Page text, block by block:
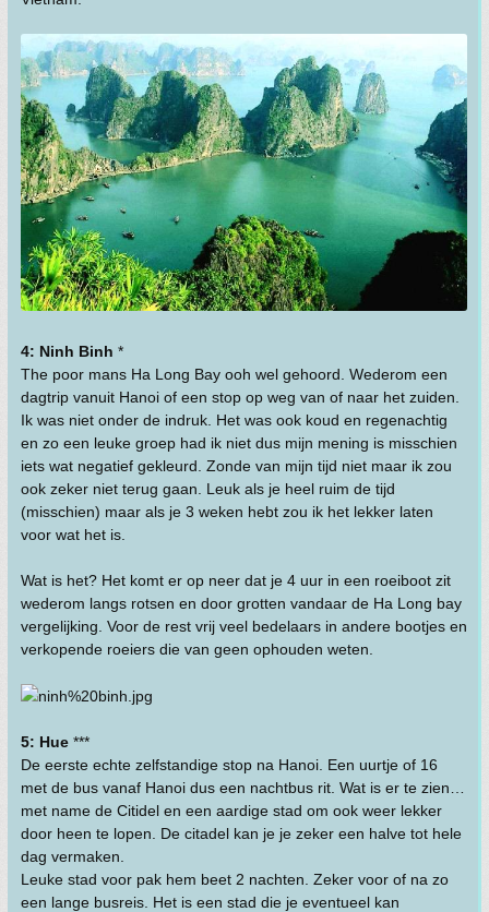
4: Ninh Binh *
The poor mans Ha Long Bay ooh wel gehoord. Wederom een
dagtrip vanuit Hanoi of een stop op weg van of naar het zuiden.
Ik was niet onder de indruk. Het was ook koud en regenachtig
en zo een leuke groep had ik niet dus mijn mening is misschien
iets wat negatief gekleurd. Zonde van mijn tijd niet maar ik zou
ook zeker niet terug gaan. Leuk als je heel ruim de tijd
(misschien) maar als je 3 weken hebt zou ik het lekker laten
voor wat het is.
Wat is het? Het komt er op neer dat je 4 uur in een roeiboot zit
wederom langs rotsen en door grotten vandaar de Ha Long bay
vergelijking. Voor de rest vrij veel bedelaars in andere bootjes en
verkopende roeiers die van geen ophouden weten.
5: Hue ***
De eerste echte zelfstandige stop na Hanoi. Een uurtje of 16
met de bus vanaf Hanoi dus een nachtbus rit. Wat is er te zien…
met name de Citidel en een aardige stad om ook weer lekker
door heen te lopen. De citadel kan je je zeker een halve tot hele
dag vermaken.
Leuke stad voor pak hem beet 2 nachten. Zeker voor of na zo
een lange busreis. Het is een stad die je eventueel kan